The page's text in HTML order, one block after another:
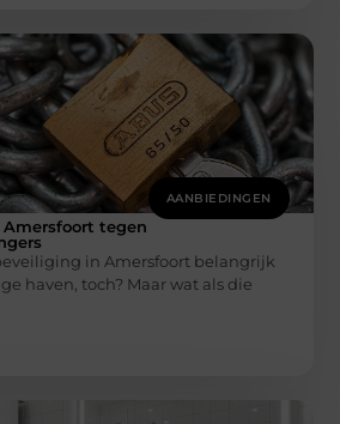
AANBIEDINGEN
tegen
in Amersfoort belangrijk
haven, toch? Maar wat als die